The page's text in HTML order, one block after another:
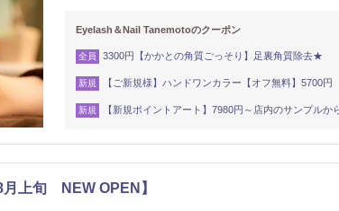
Eyelash＆Nail Tanemotoのクーポン
全員 3300円【かかとの角質ごっそり】足裏角質除去★
新規 【ご新規様】ハンドワンカラー【オフ無料】5700円
新規 【新規ポイントアート】7980円～店内のサンプルか
上旬 NEW OPEN】